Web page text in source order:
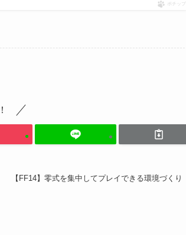
ポチップ
【FF14】零式を集中してプレイできる環境づくり